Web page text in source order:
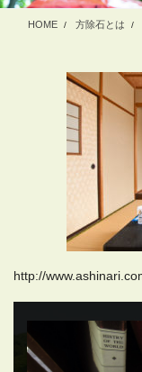
HOME 方除石とは
http://